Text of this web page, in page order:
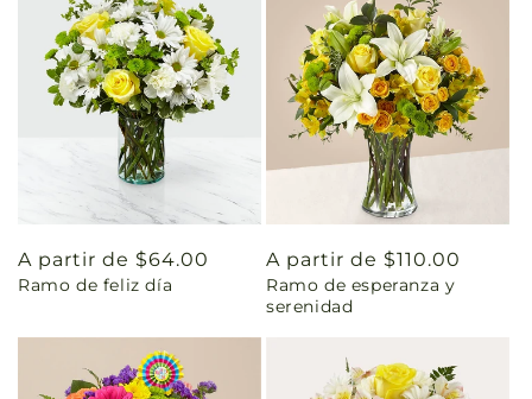
Precio
habitual
A partir de $64.00
Ramo de feliz día
Precio
habitual
A partir de $110.00
Ramo de esperanza y
serenidad